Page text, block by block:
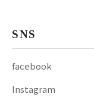
SNS
facebook
Instagram